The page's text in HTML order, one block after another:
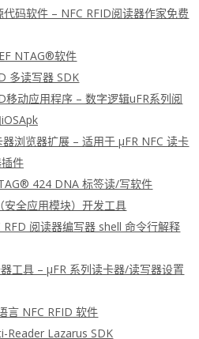
码软件 – NFC RFID阅读器作家免费
NTAG®软件
多读写器 SDK
移动应用程序 – 数字逻辑uFR系列阅
器浏览器扩展 – 适用于 μFR NFC 读卡
件
424 DNA 标签读/写软件
安全应用模块）开发工具
RFD 阅读器编写器 shell 命令行解释
工具 – μFR 系列读卡器/读写器设置
言 NFC RFID 软件
Reader Lazarus SDK